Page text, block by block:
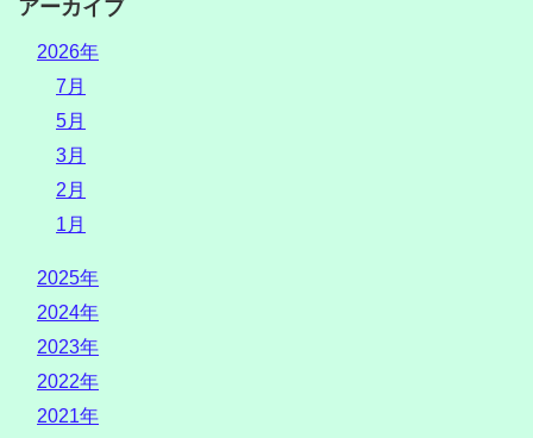
アーカイブ
2026年
7月
5月
3月
2月
1月
2025年
2024年
2023年
2022年
2021年